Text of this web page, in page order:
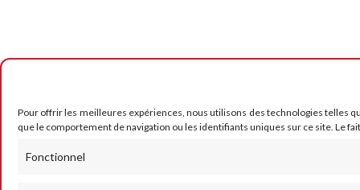
Pour offrir les meilleures expériences, nous utilisons des technologies telles
que le comportement de navigation ou les identifiants uniques sur ce site. Le
Fonctionnel